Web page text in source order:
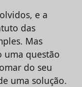
e a
das
Mas
uma questão
do seu
uma solução.